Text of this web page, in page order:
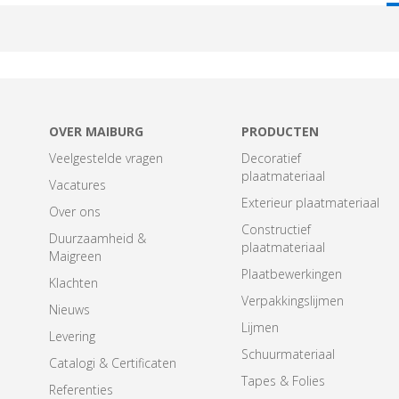
OVER MAIBURG
Veelgestelde vragen
Vacatures
Over ons
Duurzaamheid &
Maigreen
Klachten
Nieuws
Levering
Catalogi & Certificaten
Referenties
PRODUCTEN
Decoratief
plaatmateriaal
Exterieur plaatmateriaal
Constructief
plaatmateriaal
Plaatbewerkingen
Verpakkingslijmen
Lijmen
Schuurmateriaal
Tapes & Folies